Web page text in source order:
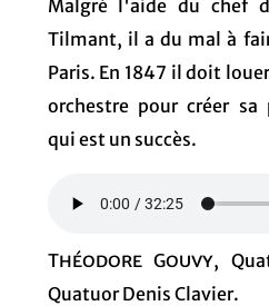
Malgré l'aide du chef
Tilmant, il a du mal à
Paris. En 1847 il doit
orchestre pour créer sa
qui est un succès.
Théodore Gouvy,
Quatuor Denis Clavier.